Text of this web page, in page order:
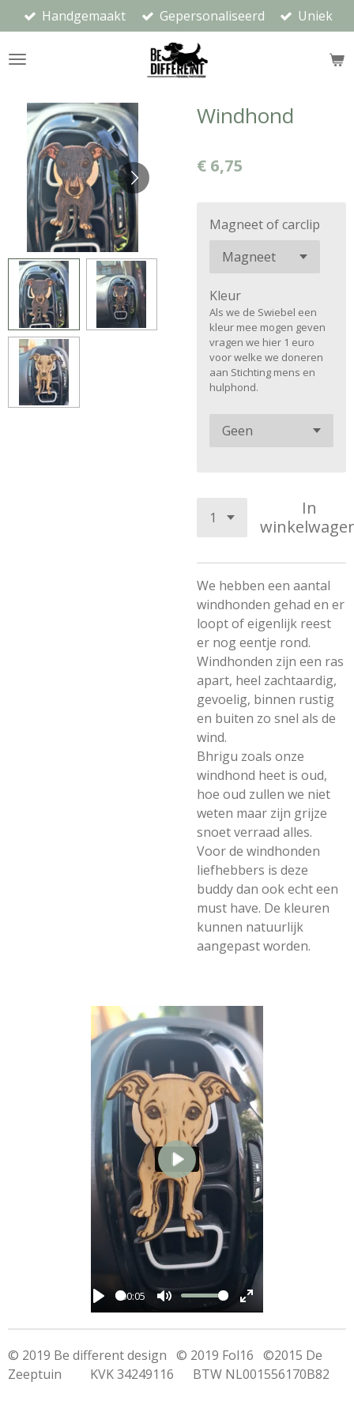
direct
naar
Handgemaakt Gepersonaliseerd Uniek
Windhond
€ 6,75
Magneet of carclip
Kleur
Als we de Swiebel een
kleur mee mogen geven
vragen we hier 1 euro
voor welke we doneren
aan Stichting mens en
hulphond.
In
We hebben een aantal
windhonden gehad en er
loopt of eigenlijk reest
er nog eentje rond.
Windhonden zijn een ras
apart, heel zachtaardig,
gevoelig, binnen rustig
en buiten zo snel als de
wind.
Bhrigu zoals onze
windhond heet is oud,
hoe oud zullen we niet
weten maar zijn grijze
snoet verraad alles.
Voor de windhonden
liefhebbers is deze
buddy dan ook echt een
must have. De kleuren
kunnen natuurlijk
aangepast worden.
P
l
a
y
00:05
M
u
t
e
E
n
t
e
P
l
a
© 2019 Be different design © 2019 Fol16 ©2015 De
Zeeptuin KVK 34249116 BTW NL001556170B82